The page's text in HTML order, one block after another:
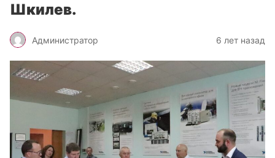
Шкилев.
Администратор 6 лет назад